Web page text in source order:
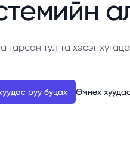
гарсан тул та хэсэг
руу буцах Өмнөх